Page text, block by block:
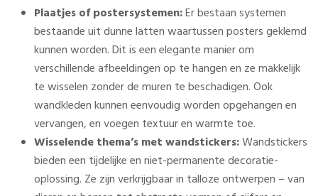
Plaatjes of postersystemen:Er bestaan systemen
bestaande uit dunne latten waartussen posters geklemd
kunnen worden. Dit is een elegante manier om
verschillende afbeeldingen op te hangen en ze makkelijk
te wisselen zonder de muren te beschadigen. Ook
wandkleden kunnen eenvoudig worden opgehangen en
vervangen, en voegen textuur en warmte toe.
Wisselende thema’s met wandstickers:Wandstickers
bieden een tijdelijke en niet-permanente decoratie-
oplossing. Ze zijn verkrijgbaar in talloze ontwerpen – van